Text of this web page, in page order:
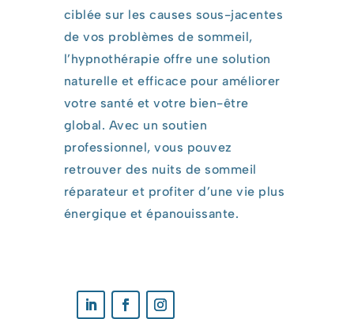
ciblée sur les causes sous-jacentes
de vos problèmes de sommeil,
l’hypnothérapie offre une solution
naturelle et efficace pour améliorer
votre santé et votre bien-être
global. Avec un soutien
professionnel, vous pouvez
retrouver des nuits de sommeil
réparateur et profiter d’une vie plus
énergique et épanouissante.